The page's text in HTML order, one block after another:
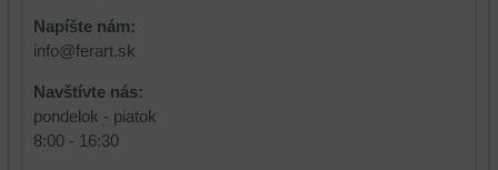
Napíšte nám:
info@ferart.sk
Navštívte nás:
pondelok - piatok
8:00 - 16:30
prihlásenia,
používať
skripty
a/alebo
zdroje